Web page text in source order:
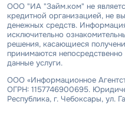
ООО "ИА "Займ.ком" не
кредитной организацией, не
денежных средств.
исключительно
решения, касающиеся
принимаются
данные услуги.
ООО «Информационное
ОГРН: 1157746900695.
Республика, г. Чебоксары, ул.